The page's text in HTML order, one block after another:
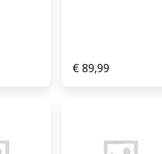
€89,99